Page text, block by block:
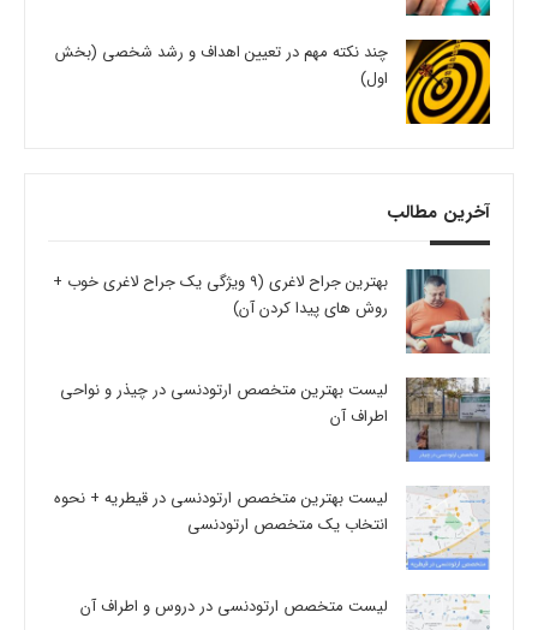
چند نکته مهم در تعیین اهداف و رشد شخصی (بخش
اول)
آخرین مطالب
بهترین جراح لاغری (9 ویژگی یک جراح لاغری خوب +
روش های پیدا کردن آن)
لیست بهترین متخصص ارتودنسی در چیذر و نواحی
اطراف آن
لیست بهترین متخصص ارتودنسی در قیطریه + نحوه
انتخاب یک متخصص ارتودنسی
لیست متخصص ارتودنسی در دروس و اطراف آن